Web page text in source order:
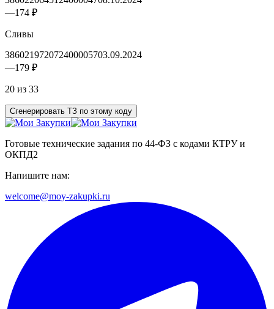
—174 ₽
Сливы
386021972072400005703.09.2024
—179 ₽
20 из 33
Сгенерировать ТЗ по этому коду
Готовые технические задания по 44-ФЗ с кодами КТРУ и
ОКПД2
Напишите нам:
welcome@moy-zakupki.ru